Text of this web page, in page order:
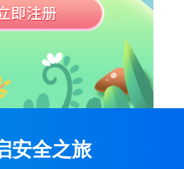
安全之旅